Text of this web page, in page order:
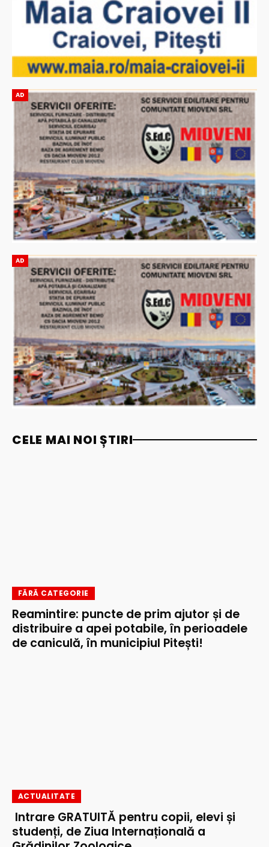
AD
AD
CELE MAI NOI ȘTIRI
FĂRĂ CATEGORIE
Reamintire: puncte de prim ajutor și de
distribuire a apei potabile, în perioadele
de caniculă, în municipiul Pitești!
ACTUALITATE
Intrare GRATUITĂ pentru copii, elevi și
studenți, de Ziua Internațională a